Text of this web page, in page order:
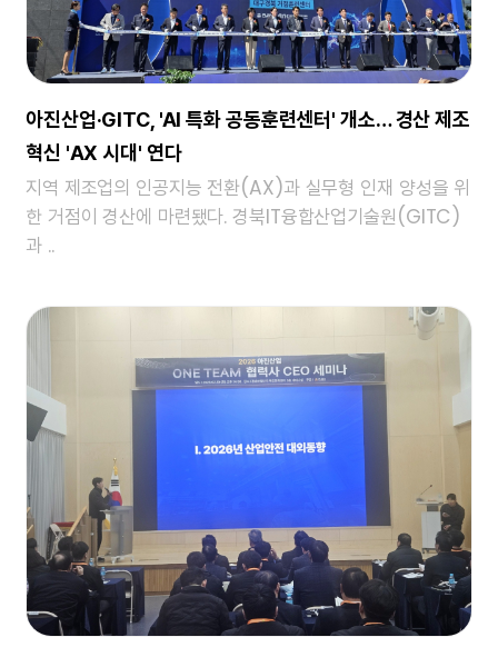
아진산업·GITC, 'AI 특화 공동훈련센터' 개소… 경산 제조
혁신 'AX 시대' 연다
지역 제조업의 인공지능 전환(AX)과 실무형 인재 양성을 위
한 거점이 경산에 마련됐다. 경북IT융합산업기술원(GITC)
과 ..